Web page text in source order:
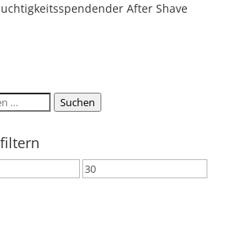
After Shave
Suchen
Max.